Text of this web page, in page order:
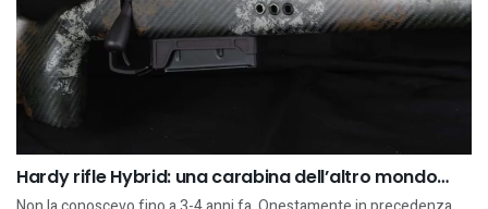
Hardy rifle Hybrid: una carabina dell’altro mondo…